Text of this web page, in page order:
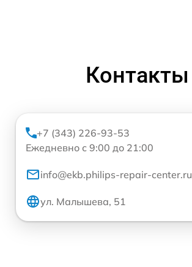
Контакты
+7 (343) 226-93-53
Ежедневно с 9:00 до 21:00
info@ekb.philips-repair-center.ru
ул. Малышева, 51